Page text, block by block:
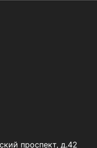
проспект, д.42